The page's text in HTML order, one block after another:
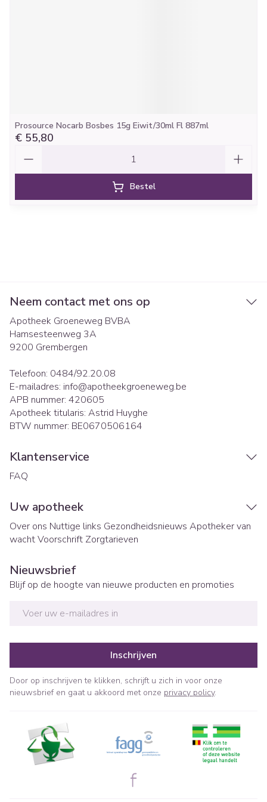
Prosource Nocarb Bosbes 15g Eiwit/30ml Fl 887ml
€ 55,80
Bestel
Neem contact met ons op
Apotheek Groeneweg BVBA
Hamsesteenweg 3A
9200 Grembergen
Telefoon: 0484/92.20.08
E-mailadres: info@apotheekgroeneweg.be
APB nummer: 420605
Apotheek titularis: Astrid Huyghe
BTW nummer: BE0670506164
Klantenservice
FAQ
Uw apotheek
Over ons Nuttige links Gezondheidsnieuws Apotheker van
wachtVoorschrift Zorgtarieven
Nieuwsbrief
Blijf op de hoogte van nieuwe producten en promoties
Inschrijven
Door op inschrijven te klikken, schrijft u zich in voor onze
nieuwsbrief en gaat u akkoord met onze privacy policy.